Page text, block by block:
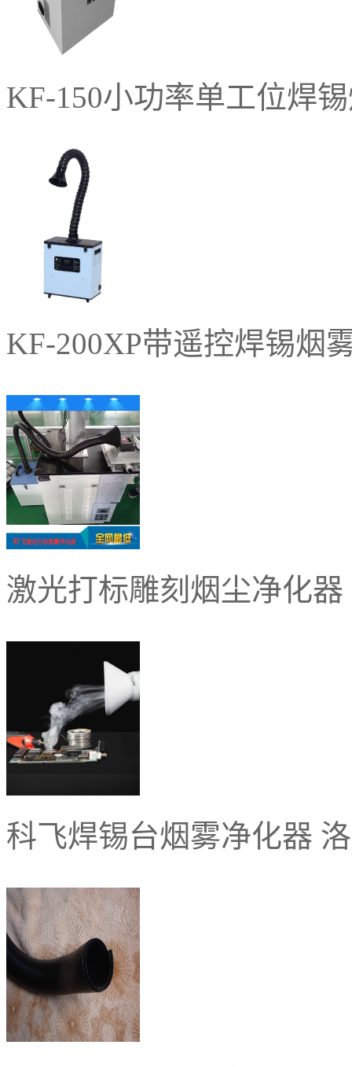
KF-150小功率单工位焊
KF-200XP带遥控焊锡烟
激光打标雕刻烟尘净化器
科飞焊锡台烟雾净化器